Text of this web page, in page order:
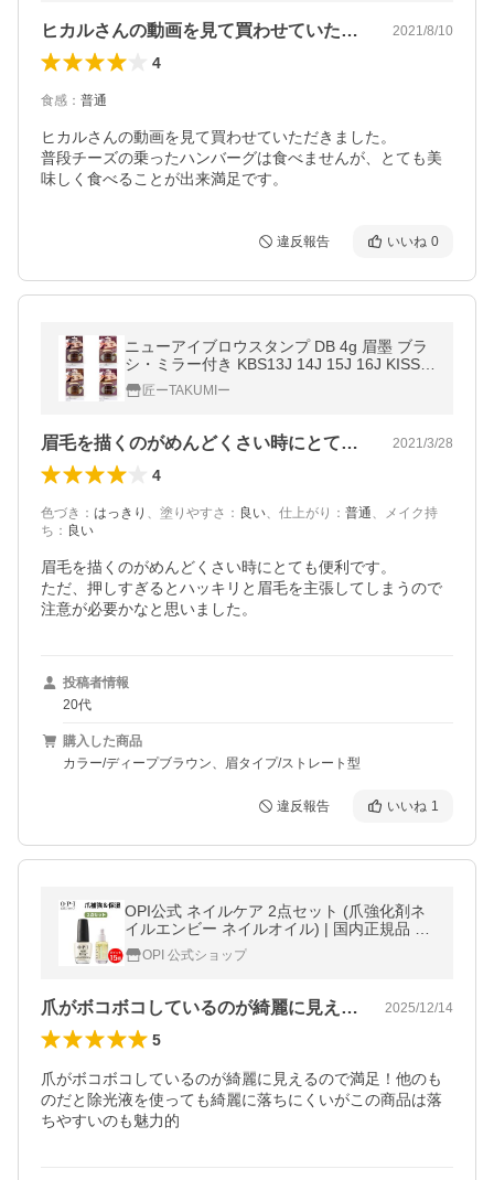
ヒカルさんの動画を見て買わせていただき… 2021/8/10
4
食感 ： 普通
ヒカルさんの動画を見て買わせていただきました。
普段チーズの乗ったハンバーグは食べませんが、とても美
味しく食べることが出来満足です。
違反報告 いいね 0
ニューアイブロウスタンプ DB 4g 眉墨 ブラ
シ・ミラー付き KBS13J 14J 15J 16J KISS N
EW YORK
匠ーTAKUMIー
眉毛を描くのがめんどくさい時にとても便… 2021/3/28
4
色づき ： はっきり 、 塗りやすさ ： 良い、 仕上がり ： 普通、
メイク持
ち ： 良い
眉毛を描くのがめんどくさい時にとても便利です。
ただ、押しすぎるとハッキリと眉毛を主張してしまうので
注意が必要かなと思いました。
投稿者情報
20代
購入した商品
カラー/ディープブラウン、眉タイプ/ストレート型
違反報告 いいね 1
OPI公式 ネイルケア 2点セット (爪強化剤ネ
イルエンビー ネイルオイル) | 国内正規品 ネ
イチャーストロング ネイルケア 育爪 補強 補
修 甘皮 キューティクル
OPI 公式ショップ
爪がボコボコしているのが綺麗に見えるの… 2025/12/14
5
爪がボコボコしているのが綺麗に見えるので満足！他のも
のだと除光液を使っても綺麗に落ちにくいがこの商品は落
ちやすいのも魅力的